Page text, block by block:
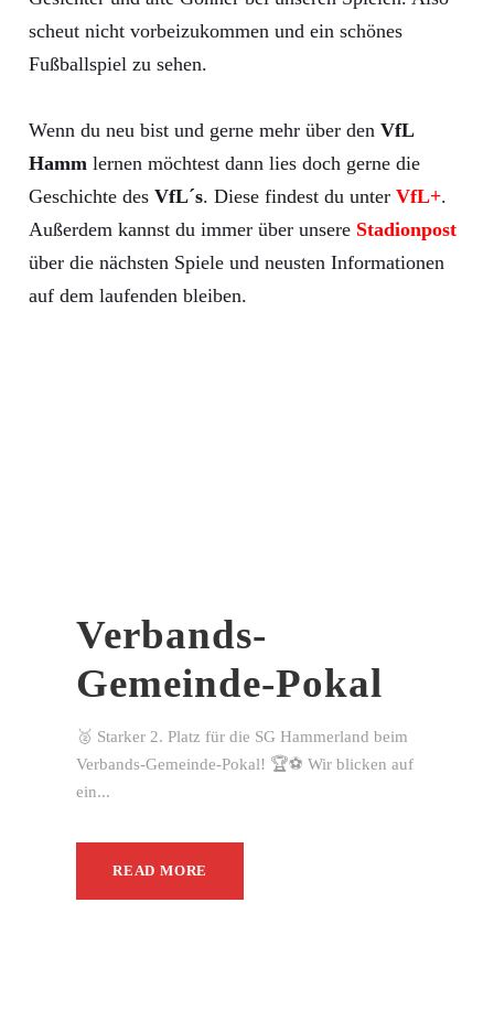
scheut nicht vorbeizukommen und ein schönes
Fußballspiel zu sehen.
Wenn du neu bist und gerne mehr über den VfL
Hamm lernen möchtest dann lies doch gerne die
Geschichte des VfL´s. Diese findest du unter VfL+.
Außerdem kannst du immer über unsere Stadionpost
über die nächsten Spiele und neusten Informationen
auf dem laufenden bleiben.
Verbands-
Gemeinde-Pokal
🥈 Starker 2. Platz für die SG Hammerland beim
Verbands-Gemeinde-Pokal! 🏆⚽ Wir blicken auf
ein...
READ MORE